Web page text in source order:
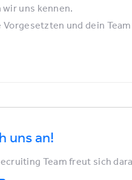
uns kennen.
und dein
uns an!
Team freut sich